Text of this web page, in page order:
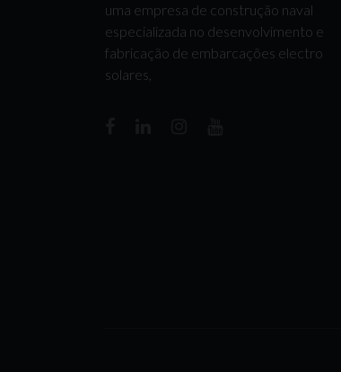
uma empresa de construção naval
especializada no desenvolvimento e
fabricação de embarcações electro
solares,